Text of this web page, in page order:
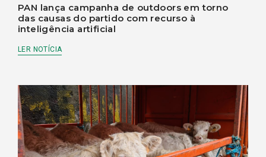
PAN lança campanha de outdoors em torno
das causas do partido com recurso à
inteligência artificial
LER NOTÍCIA